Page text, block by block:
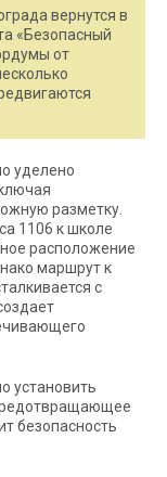
вернутся в
«Безопасный
от
уделено
разметку.
1106 к школе
расположение
маршрут к
с
установить
безопасность